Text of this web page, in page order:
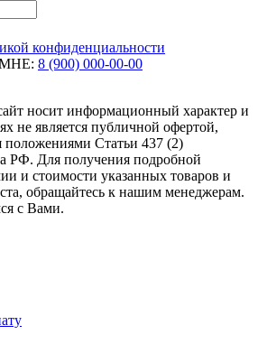
конфиденциальности
8 (900) 000-00-00
носит информационный характер и
не является публичной офертой,
положениями Статьи 437 (2)
РФ. Для получения подробной
и стоимости указанных товаров и
обращайтесь к нашим менеджерам.
с Вами.